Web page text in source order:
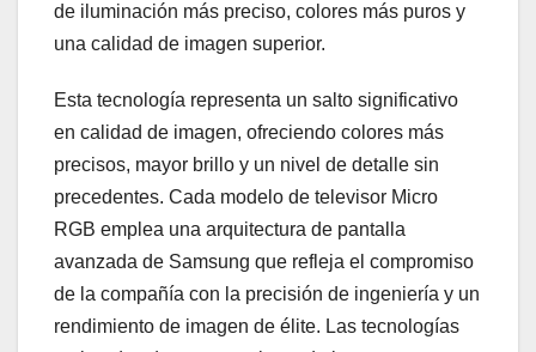
de iluminación más preciso, colores más puros y
una calidad de imagen superior.
Esta tecnología representa un salto significativo
en calidad de imagen, ofreciendo colores más
precisos, mayor brillo y un nivel de detalle sin
precedentes. Cada modelo de televisor Micro
RGB emplea una arquitectura de pantalla
avanzada de Samsung que refleja el compromiso
de la compañía con la precisión de ingeniería y un
rendimiento de imagen de élite. Las tecnologías